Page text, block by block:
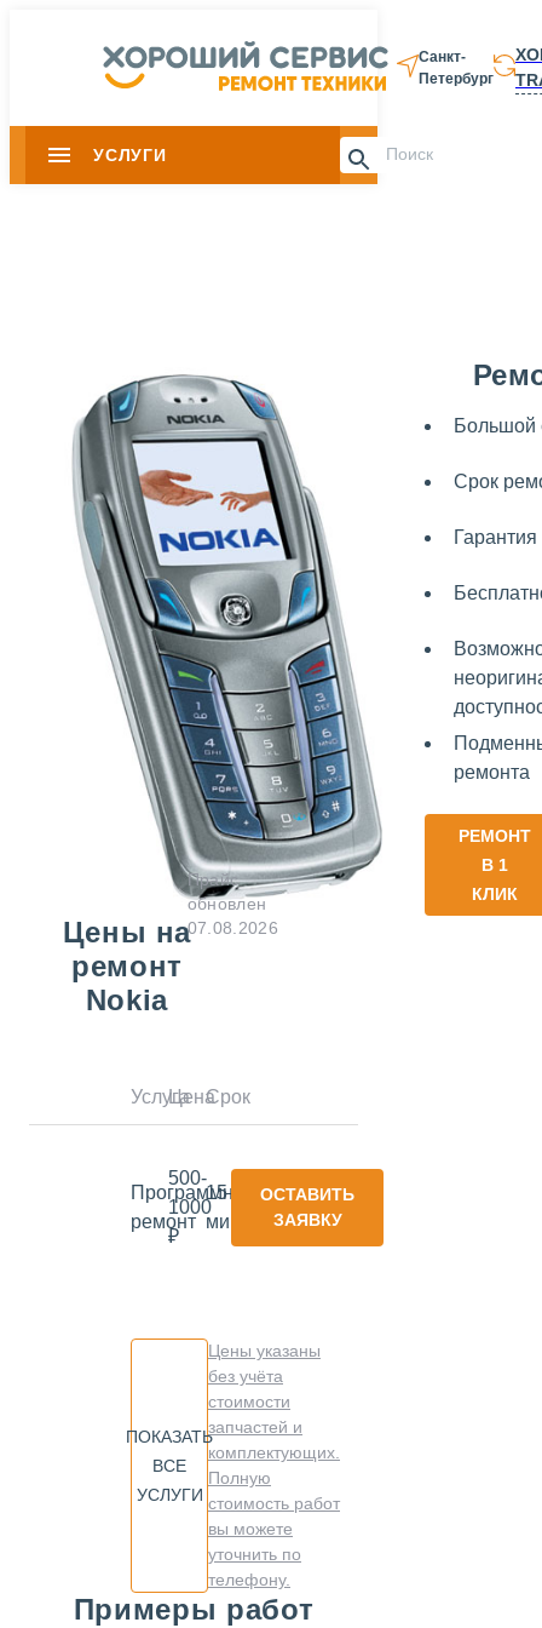
Санкт-
Петербург
УСЛУГИ 8 812 337-
Большой
Срок
ремонта
РЕМОНТ
В 1
КЛИК
Цены на
ремонт
Nokia
Прайс
обновлен
07.08.2026
УслугаЦенаСрок
Программный
ремонт
500-
1000
₽
15
минут
ОСТАВИТЬ
ЗАЯВКУ
ПОКАЗАТЬ
ВСЕ
УСЛУГИ
Цены указаны
без учёта
стоимости
запчастей и
комплектующих.
Полную
стоимость работ
вы можете
уточнить по
телефону.
Примеры работ